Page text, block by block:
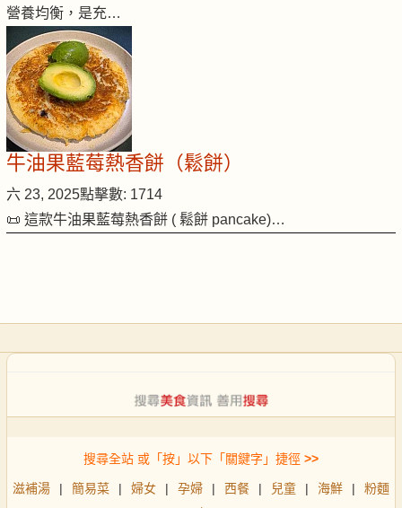
營養均衡，是充…
牛油果藍莓熱香餅（鬆餅）
六 23, 2025點擊數: 1714
📜 這款牛油果藍莓熱香餅 ( 鬆餅 pancake)…
搜尋全站 或「按」以下「關鍵字」捷徑 >>
滋補湯 | 簡易菜 | 婦女 | 孕婦 | 西餐 | 兒童 | 海鮮 |
粉麵